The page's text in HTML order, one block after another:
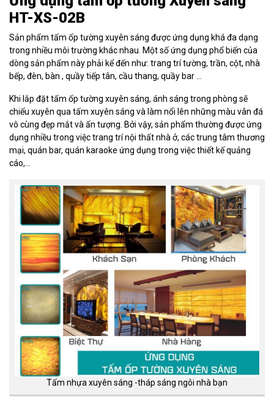
HT-XS-02B
Sản phẩm tấm ốp tường xuyên sáng được ứng dụng khá đa dạng
trong nhiều môi trường khác nhau. Một số ứng dụng phổ biến của
dòng sản phẩm này phải kể đến như: trang trí tường, trần, cột, nhà
bếp, đèn, bàn , quầy tiếp tân, cầu thang, quầy bar …
Khi lắp đặt tấm ốp tường xuyên sáng, ánh sáng trong phòng sẽ
chiếu xuyên qua tấm xuyên sáng và làm nổi lên những màu vân đá
vô cùng đẹp mắt và ấn tượng. Bởi vậy, sản phẩm thường được ứng
dụng nhiều trong việc trang trí nội thất nhà ở, các trung tâm thương
mại, quán bar, quán karaoke ứng dụng trong việc thiết kế quảng
cáo,…
Tấm nhựa xuyên sáng -tháp sáng ngôi nhà bạn